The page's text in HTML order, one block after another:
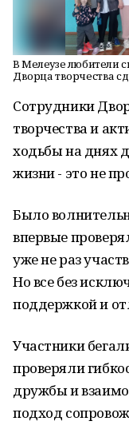
В Мелеузе любители
Дворца творчества
Сотрудники
творчества и
ходьбы на днях
жизни - это не
Было
впервые
уже не раз
Но все без
поддержкой и
Участники
проверяли
дружбы и
подход